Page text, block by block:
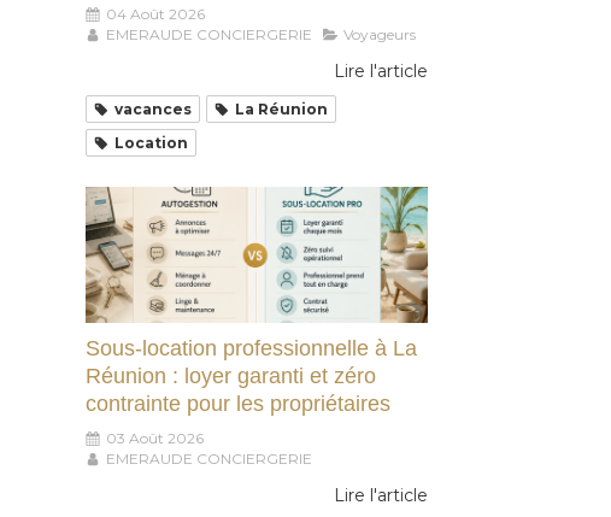
04 Août 2026
EMERAUDE CONCIERGERIE
Voyageurs
Lire l'article
vacances
La Réunion
Location
Sous-location professionnelle à La
Réunion : loyer garanti et zéro
contrainte pour les propriétaires
03 Août 2026
EMERAUDE CONCIERGERIE
Lire l'article